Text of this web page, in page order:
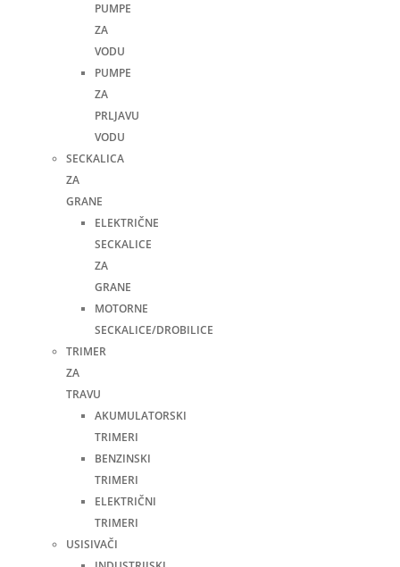
PUMPE
ZA
VODU
PUMPE
ZA
PRLJAVU
VODU
SECKALICA
ZA
GRANE
ELEKTRIČNE
SECKALICE
ZA
GRANE
MOTORNE
SECKALICE/DROBILICE
TRIMER
ZA
TRAVU
AKUMULATORSKI
TRIMERI
BENZINSKI
TRIMERI
ELEKTRIČNI
TRIMERI
USISIVAČI